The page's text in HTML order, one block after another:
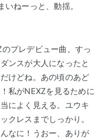
ねーっと、動揺。
プレデビュー曲。すっ
ンスが大人になったと
けどね。あの頃のあど
私がNEXZを見るために
によく見える。ユウキ
クレスまでしっかり。
なに！うおー、ありが